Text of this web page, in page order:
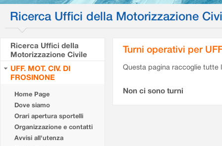
Ricerca Uffici della Motorizzazione
Ricerca Uffici della
Motorizzazione Civile
UFF. MOT. CIV. DI
FROSINONE
Home Page
Dove siamo
Orari apertura sportelli
Organizzazione e contatti
Avvisi all'utenza
Turni operativi per
Questa pagina raccoglie tutte
Non ci sono turni